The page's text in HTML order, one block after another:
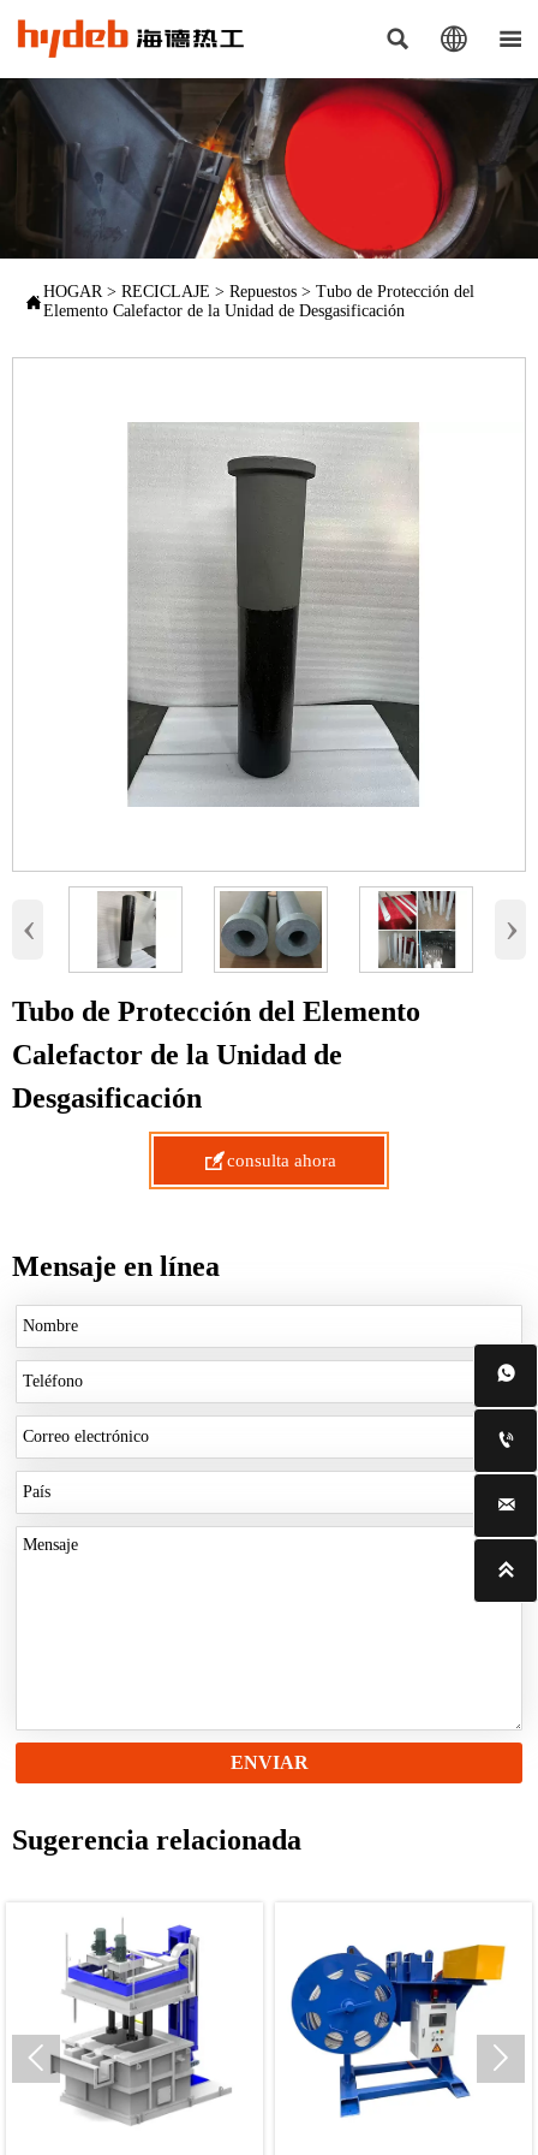
  
HOGAR> RECICLAJE > Repuestos > Tubo de Protección del
Elemento Calefactor de la Unidad de Desgasificación
‹ ›
Tubo de Protección del Elemento
Calefactor de la Unidad de
Desgasificación
consulta ahora
Mensaje en línea
ENVIAR
Sugerencia relacionada
 



